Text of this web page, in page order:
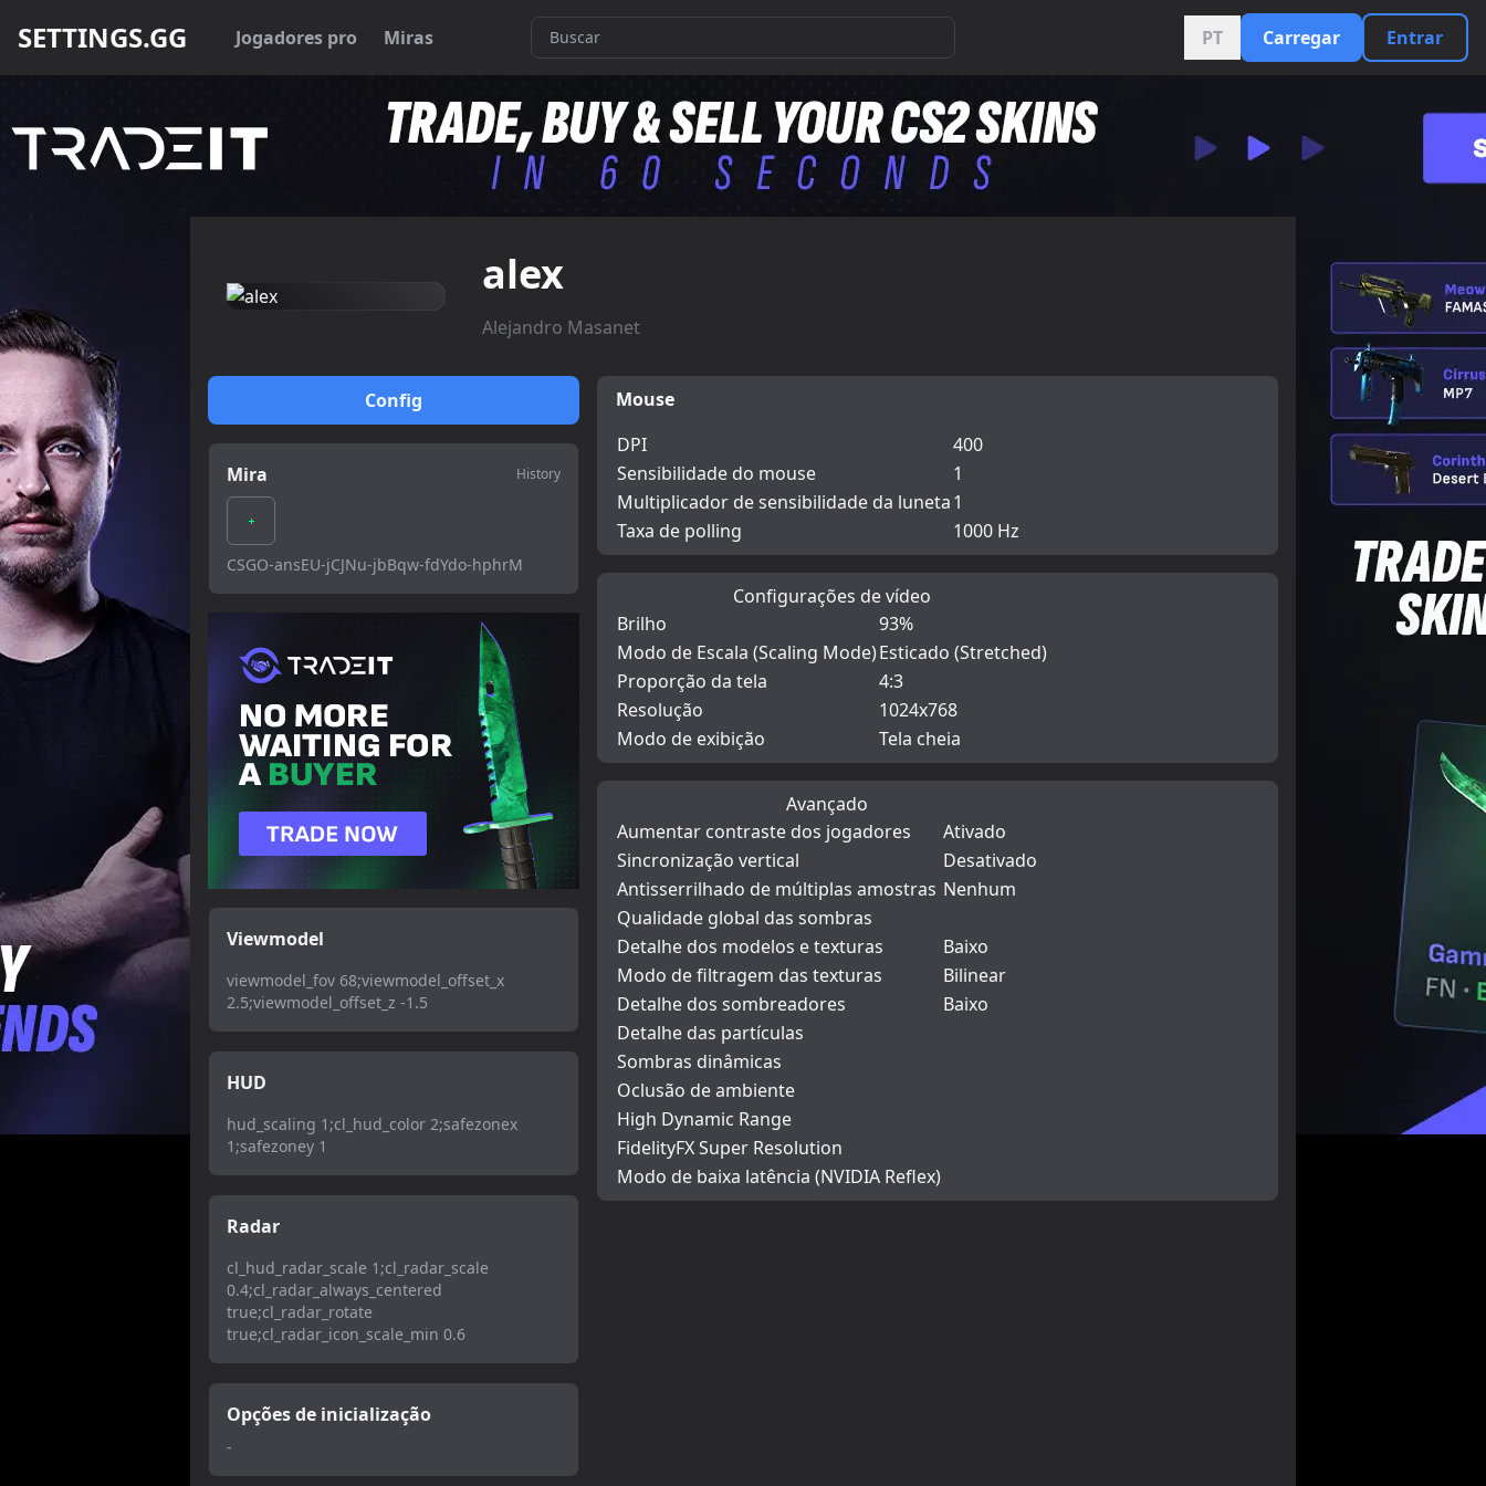
SETTINGS.GG Jogadores pro Miras PT Carregar Entrar
alex
Alejandro Masanet
Config
Mira History
CSGO-ansEU-jCJNu-jbBqw-fdYdo-hphrM
Viewmodel
viewmodel_fov 68;viewmodel_offset_x
2.5;viewmodel_offset_z -1.5
HUD
hud_scaling 1;cl_hud_color 2;safezonex
1;safezoney 1
Radar
cl_hud_radar_scale 1;cl_radar_scale
0.4;cl_radar_always_centered
true;cl_radar_rotate
true;cl_radar_icon_scale_min 0.6
Opções de inicialização
-
Mouse
DPI
400
Sensibilidade do mouse
1
Multiplicador de sensibilidade da luneta1
Taxa de polling
1000 Hz
Configurações de vídeo
Brilho
93%
Modo de Escala (Scaling Mode)Esticado (Stretched)
Proporção da tela
4:3
Resolução
1024x768
Modo de exibição
Tela cheia
Avançado
Aumentar contraste dos jogadores
Ativado
Sincronização vertical
Desativado
Antisserrilhado de múltiplas amostras Nenhum
Qualidade global das sombras
Detalhe dos modelos e texturas
Baixo
Modo de filtragem das texturas
Bilinear
Detalhe dos sombreadores
Baixo
Detalhe das partículas
Sombras dinâmicas
Oclusão de ambiente
High Dynamic Range
FidelityFX Super Resolution
Modo de baixa latência (NVIDIA Reflex)